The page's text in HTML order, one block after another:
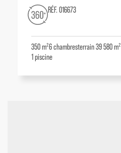
RÉF. 016673
350 m²6chambresterrain 39 580 m²
1piscine